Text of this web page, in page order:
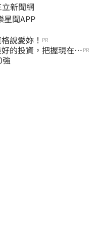
新聞網
載娛樂星聞APP
說愛妳！ PR
的投資，把握現在不 PR